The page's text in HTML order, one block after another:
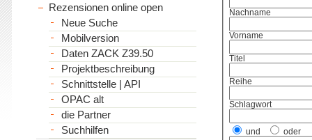
Nachname
Vorname
Titel
Reihe
Schlagwort
und oder
Rezensionen online open
Neue Suche
Mobilversion
Daten ZACK Z39.50
Projektbeschreibung
Schnittstelle | API
OPAC alt
die Partner
Suchhilfen